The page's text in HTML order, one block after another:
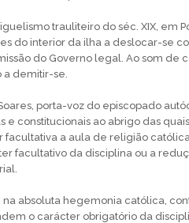
trauliteiro do séc. XIX, em
do interior da ilha a deslocar-se
do Governo legal. Ao som de
a demitir-se.
porta-voz do episcopado
e constitucionais ao abrigo das
a aula de religião
facultativo da disciplina ou a
na absoluta hegemonia católica,
o carácter obrigatório da